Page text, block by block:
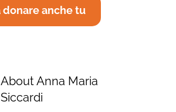
donare anche tu
AboutAnna Maria
Siccardi